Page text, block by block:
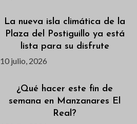
La nueva isla climática de la
Plaza del Postiguillo ya está
lista para su disfrute
10 julio, 2026
¿Qué hacer este fin de
semana en Manzanares El
Real?